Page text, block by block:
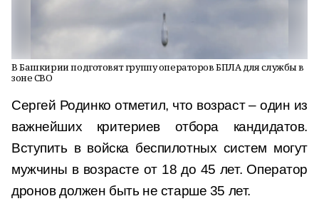
В Башкирии подготовят группу операторов БПЛА для службы в
зоне СВО
Сергей Родинко отметил, что возраст – один из
важнейших критериев отбора кандидатов.
Вступить в войска беспилотных систем могут
мужчины в возрасте от 18 до 45 лет. Оператор
дронов должен быть не старше 35 лет.